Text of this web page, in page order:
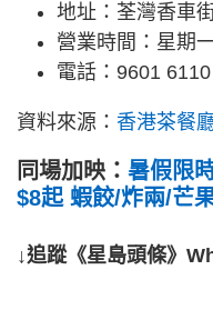
地址：荃灣香車
營業時間：星期
電話：9601
資料來源： 香港茶餐
同場加映： 暑假限
$8起 蝦餃/炸兩/芒
↓追蹤《星島頭條》